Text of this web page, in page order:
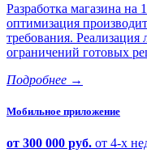
Разработка магазина
оптимизация
требования.
ограничений готовых
Подробнее →
Мобильное приложение
от 300 000 руб. от 4-х